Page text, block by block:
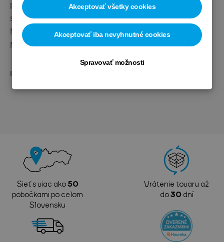
Akceptovať všetky cookies
Akceptovať iba nevyhnutné cookies
Spravovať možnosti
poličkou na náradie. Ľahká hliníková konštrukcia,
skladací. Vrátane praktického prenosného puzdra.
Maximálna výška: 162cm
Maximálne zaťaženie: 30kg
Sieť s viac ako50
pobočkami po celom
Slovensku
Vrátenie tovaru až
do30dní